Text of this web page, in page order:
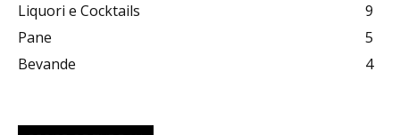
Liquori e Cocktails
9
Pane
5
Bevande
4